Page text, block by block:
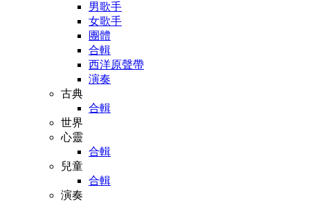
男歌手
女歌手
團體
合輯
西洋原聲帶
演奏
古典
合輯
世界
心靈
合輯
兒童
合輯
演奏